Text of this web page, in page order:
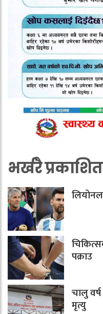
भर्खरै प्रकाशित
पक्राउ
चालु
मृत्यु